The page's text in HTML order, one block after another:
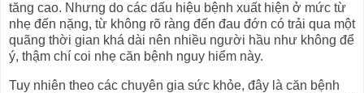
tăng cao. Nhưng do các dấu hiệu bệnh xuất hiện ở mức từ
nhẹ đến nặng, từ không rõ ràng đến đau đớn có trải qua một
quãng thời gian khá dài nên nhiều người hầu như không để
ý, thậm chí coi nhẹ căn bệnh nguy hiểm này.
Tuy nhiên theo các chuyên gia sức khỏe, đây là căn bệnh